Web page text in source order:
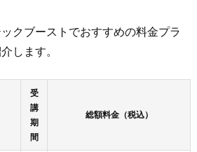
クブーストでおすすめの料金プラ
します。
受
講
期
間
総額料金（税込）